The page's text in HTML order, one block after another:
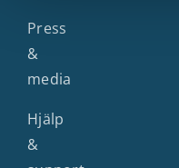
Press
&
media
Hjälp
&